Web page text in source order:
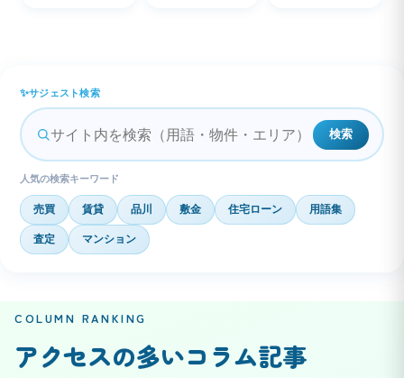
サジェスト検索
検索
人気の検索キーワード
売買 賃貸 品川 敷金 住宅ローン 用語集
査定 マンション
COLUMN RANKING
アクセスの多いコラム記事